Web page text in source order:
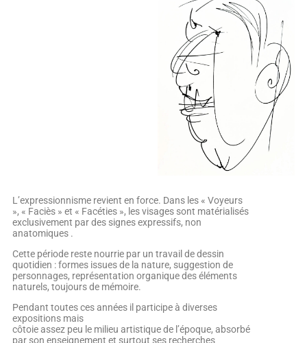
L’expressionnisme revient en force. Dans les « Voyeurs
», « Faciès » et « Facéties », les visages sont matérialisés
exclusivement par des signes expressifs, non
anatomiques .
Cette période reste nourrie par un travail de dessin
quotidien : formes issues de la nature, suggestion de
personnages, représentation organique des éléments
naturels, toujours de mémoire.
Pendant toutes ces années il participe à diverses
expositions mais
côtoie assez peu le milieu artistique de l’époque, absorbé
par son enseignement et surtout ses recherches